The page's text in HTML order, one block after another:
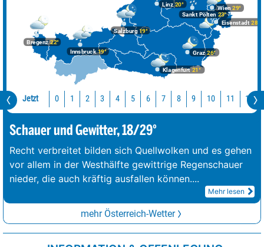
Bregenz22°
Graz26°
Innsbruck19°
Klagenfurt 21°
Linz20°
Salzburg19°
Wien 29°
Eisenstadt 28°
Sankt Pölten 23°
Jetzt 0 1 2 3 4 5 6 7 8 9 10 11 12
Schauer und Gewitter, 18/29°
Recht verbreitet bilden sich Quellwolken und es gehen
vor allem in der Westhälfte gewittrige Regenschauer
nieder, die auch kräftig ausfallen können....
Mehr lesen
mehr Österreich-Wetter